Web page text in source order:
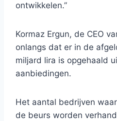
ontwikkelen.”
Kormaz Ergun, de CEO
onlangs dat er in de
miljard lira is opgehaald
aanbiedingen.
Het aantal bedrijven
de beurs worden